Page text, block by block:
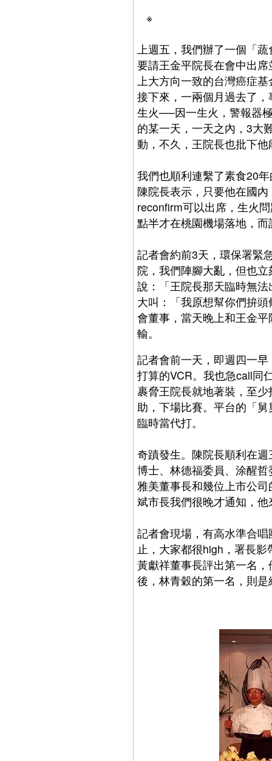
※
上週五，我們辦了一個「
要請王金平院長在會中出
上大方向一致的台灣癌症
接下來，一兩個月過去了
生火──因一生火，警報器
的某一天，一天之內，3大
動，不久，王院長也批下
我們也順利連繫了素食20
陳院長表示，只要他在國
reconfirm可以出席，生火
點半才在桃園機場落地，
記者會約前3天，環保署緊
院，我們陣腳大亂，但也
說：「王院長那天臨時無
大叫：「我原想幫你們拚
會董事，當天晚上和王金
輸。
記者會前一天，即週四一
打算的VCR。我也急call同
裹脅王院長就地著裝，至
助，下場比賽。平台的「
臨時當代打。
奇蹟發生。陳院長順利在
博士、林德福委員、涂醒
雅美董事長和幾位上市公
斌市長我們很晚才通知，
記者會現場，有高水準合
止，大家都很high，署長
黃獻祥董事長評出第一名
後，林青穀的第一名，則